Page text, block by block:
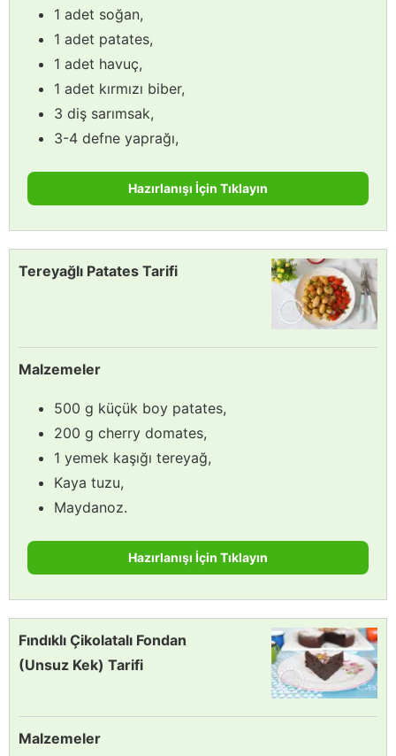
1 adet soğan,
1 adet patates,
1 adet havuç,
1 adet kırmızı biber,
3 diş sarımsak,
3-4 defne yaprağı,
Hazırlanışı İçin Tıklayın
Tereyağlı Patates Tarifi
Malzemeler
500 g küçük boy patates,
200 g cherry domates,
1 yemek kaşığı tereyağ,
Kaya tuzu,
Maydanoz.
Hazırlanışı İçin Tıklayın
Fındıklı Çikolatalı Fondan
(Unsuz Kek) Tarifi
Malzemeler